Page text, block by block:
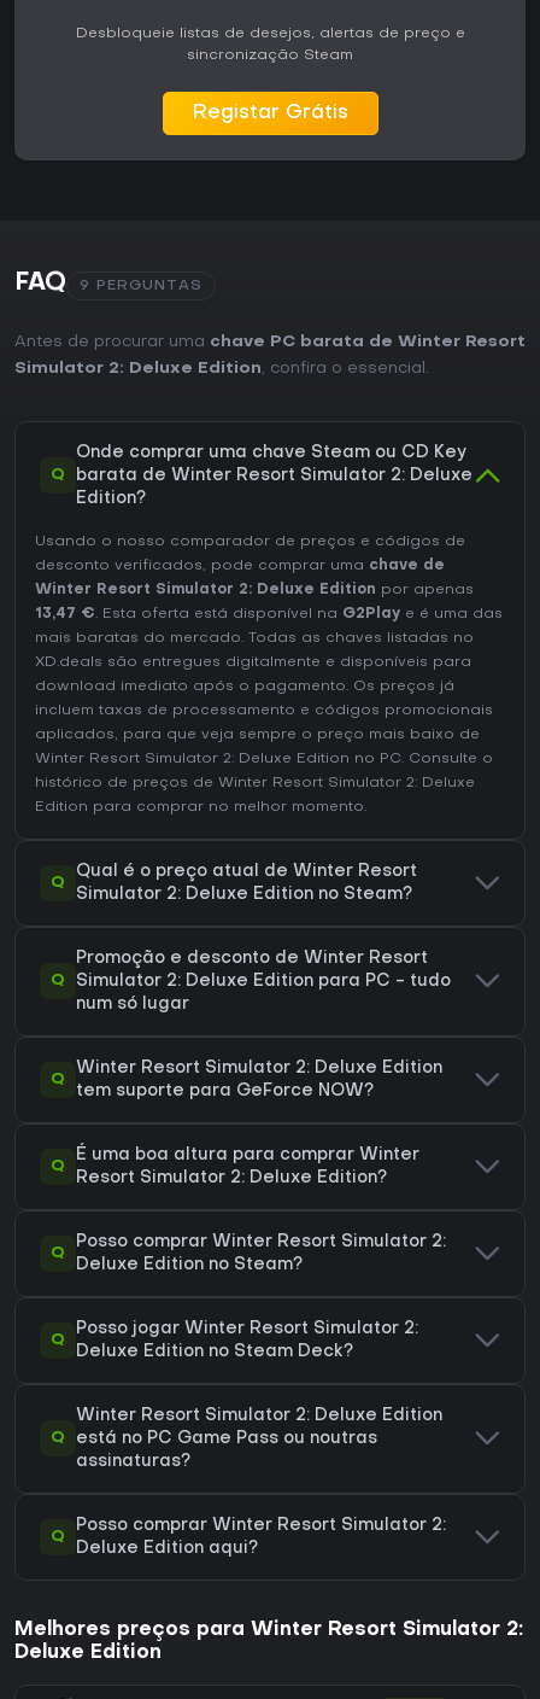
Desbloqueie listas de desejos, alertas de preço e
sincronização Steam
Registar Grátis
FAQ 9 PERGUNTAS
Antes de procurar uma chave PC barata de Winter Resort
Simulator 2: Deluxe Edition, confira o essencial.
Q
Onde comprar uma chave Steam ou CD Key
barata de Winter Resort Simulator 2: Deluxe
Edition?
Usando o nosso comparador de preços e códigos de
desconto verificados, pode comprar uma chave de
Winter Resort Simulator 2: Deluxe Edition por apenas
13,47 €. Esta oferta está disponível na G2Play e é uma das
mais baratas do mercado. Todas as chaves listadas no
XD.deals são entregues digitalmente e disponíveis para
download imediato após o pagamento. Os preços já
incluem taxas de processamento e códigos promocionais
aplicados, para que veja sempre o preço mais baixo de
Winter Resort Simulator 2: Deluxe Edition no PC. Consulte o
histórico de preços de Winter Resort Simulator 2: Deluxe
Edition para comprar no melhor momento.
Q
Qual é o preço atual de Winter Resort
Simulator 2: Deluxe Edition no Steam?
Q
Promoção e desconto de Winter Resort
Simulator 2: Deluxe Edition para PC - tudo
num só lugar
Q
Winter Resort Simulator 2: Deluxe Edition
tem suporte para GeForce NOW?
Q
É uma boa altura para comprar Winter
Resort Simulator 2: Deluxe Edition?
Q
Posso comprar Winter Resort Simulator 2:
Deluxe Edition no Steam?
Q
Posso jogar Winter Resort Simulator 2:
Deluxe Edition no Steam Deck?
Q
Winter Resort Simulator 2: Deluxe Edition
está no PC Game Pass ou noutras
assinaturas?
Q
Posso comprar Winter Resort Simulator 2:
Deluxe Edition aqui?
Melhores preços para Winter Resort Simulator 2:
Deluxe Edition